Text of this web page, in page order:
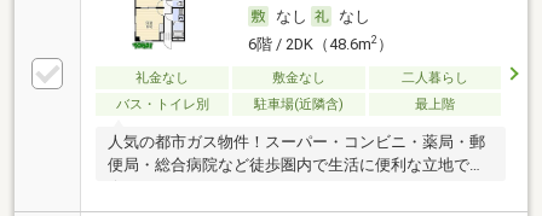
なし
なし
6階 / 2DK（48.6m2）
礼金なし 敷金なし
二人暮らし
バス・トイレ別
駐車場(近隣含) 最上階
人気の都市ガス物件！スーパー・コンビニ・薬局・郵
便局・総合病院など徒歩圏内で生活に便利な立地です